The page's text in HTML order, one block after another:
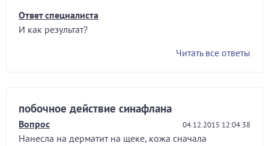
Ответ специалиста
И как результат?
Читать все ответы
побочное действие синафлана
Вопрос 04.12.2015 12:04:38
Нанесла на дерматит на щеке, кожа сначала